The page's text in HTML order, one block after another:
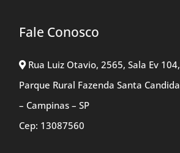
Fale Conosco
Rua Luiz Otavio, 2565, Sala Ev 104,
Parque Rural Fazenda Santa Candida
– Campinas – SP
Cep: 13087560